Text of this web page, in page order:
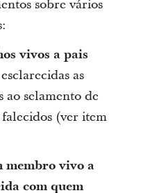
sobre vários
vivos a pais
as
ao selamento de
(ver item
membro vivo a
com quem